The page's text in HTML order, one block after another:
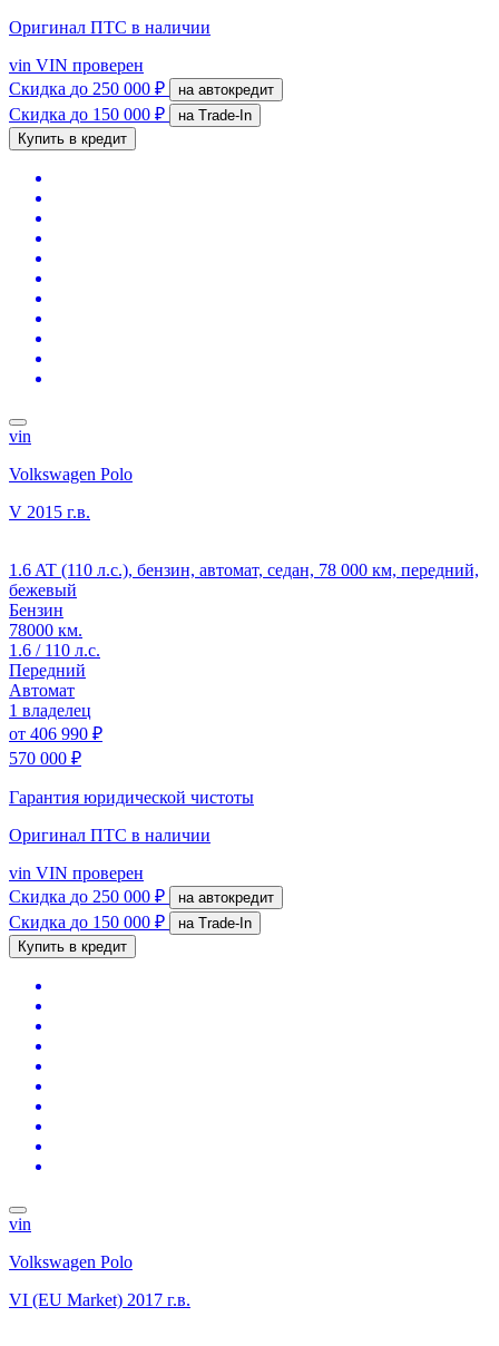
Оригинал ПТС в наличии
vin VIN проверен
Скидка до 250 000 ₽ на автокредит
Скидка до 150 000 ₽
на Trade-In
Купить в кредит
vin
Volkswagen Polo
V 2015 г.в.
1.6 AT (110 л.с.), бензин, автомат, седан, 78 000 км, передний,
бежевый
Бензин
78000 км.
1.6 / 110 л.с.
Передний
Автомат
1 владелец
от 406 990 ₽
570 000 ₽
Гарантия юридической чистоты
Оригинал ПТС в наличии
vin VIN проверен
Скидка до 250 000 ₽ на автокредит
Скидка до 150 000 ₽
на Trade-In
Купить в кредит
vin
Volkswagen Polo
VI (EU Market) 2017 г.в.